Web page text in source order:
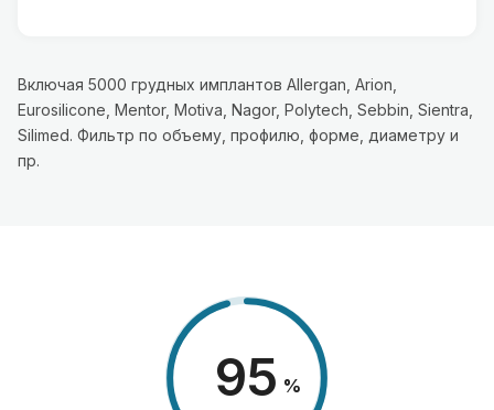
Включая 5000 грудных имплантов Allergan, Arion,
Eurosilicone, Mentor, Motiva, Nagor, Polytech, Sebbin, Sientra,
Silimed. Фильтр по объему, профилю, форме, диаметру и
пр.
98 %